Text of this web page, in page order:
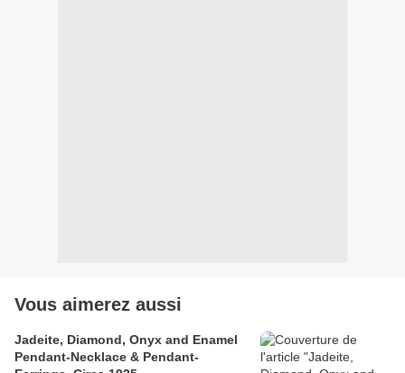
Vous aimerez aussi
Jadeite, Diamond, Onyx and Enamel
Pendant-Necklace & Pendant-